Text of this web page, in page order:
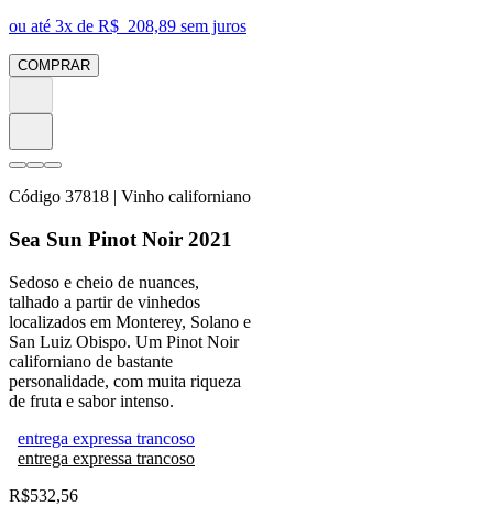
ou até 3x de R$ 208,89 sem juros
COMPRAR
Código 37818 | Vinho californiano
Sea Sun Pinot Noir 2021
Sedoso e cheio de nuances,
talhado a partir de vinhedos
localizados em Monterey, Solano e
San Luiz Obispo. Um Pinot Noir
californiano de bastante
personalidade, com muita riqueza
de fruta e sabor intenso.
entrega expressa trancoso
entrega expressa trancoso
R$532,56